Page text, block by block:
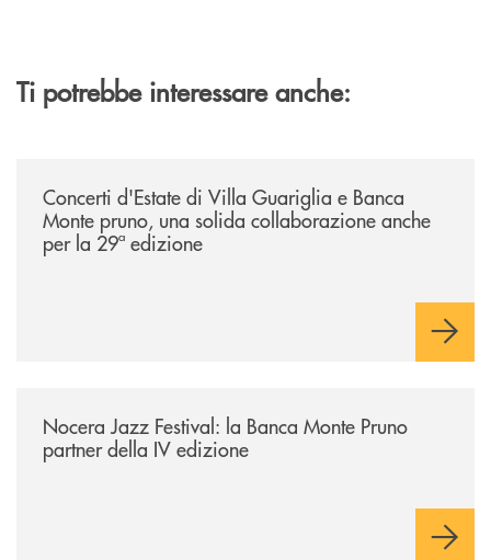
Ti potrebbe interessare anche:
Concerti d'Estate di Villa Guariglia e Banca
Monte pruno, una solida collaborazione anche
per la 29ª edizione
Nocera Jazz Festival: la Banca Monte Pruno
partner della IV edizione